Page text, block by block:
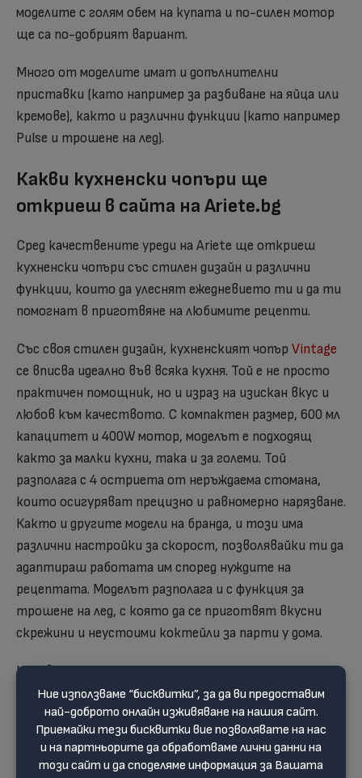
моделите с голям обем на купата и по-силен мотор
ще са по-добрият вариант.
Много от моделите имат и допълнителни
приставки (като например за разбиване на яйца или
кремове), както и различни функции (като например
Pulse и трошене на лед).
Какви кухненски чопъри ще
откриеш в сайта на Ariete.bg
Сред качествените уреди на Ariete ще откриеш
кухненски чопъри със стилен дизайн и различни
функции, които да улеснят ежедневието ти и да ти
помогнат в приготвяне на любимите рецепти.
Със своя стилен дизайн, кухненският чопър Vintage
се вписва идеално във всяка кухня. Той е не просто
практичен помощник, но и израз на изискан вкус и
любов към качеството. С компактен размер, 600 мл
капацитет и 400W мотор, моделът е подходящ
както за малки кухни, така и за големи. Той
разполага с 4 остриета от неръждаема стомана,
които осигуряват прецизно и равномерно нарязване.
Както и другите модели на бранда, и този има
различни настройки за скорост, позволявайки ти да
адаптираш работата им според нуждите на
рецептата. Моделът разполага и с функция за
трошене на лед, с която да се приготвят вкусни
скрежини и неустоими коктейли за парти у дома.
Независимо дали се спреш на малък модел, или по-
голям, всички модели в гамата на Ariete са
произведени от качествени материали и със
стабилни основи. Лесни са за разглобяване и
почистване, като много от частите им са